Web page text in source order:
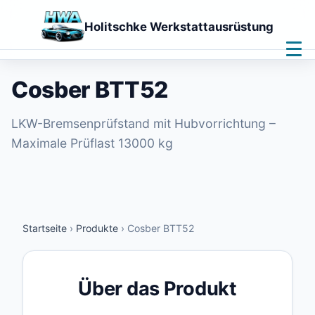
Holitschke Werkstattausrüstung
Home
Produkte
Kontakt
Fernwartung
Cosber BTT52
LKW-Bremsenprüfstand mit Hubvorrichtung –
Maximale Prüflast 13000 kg
Startseite › Produkte › Cosber BTT52
Über das Produkt